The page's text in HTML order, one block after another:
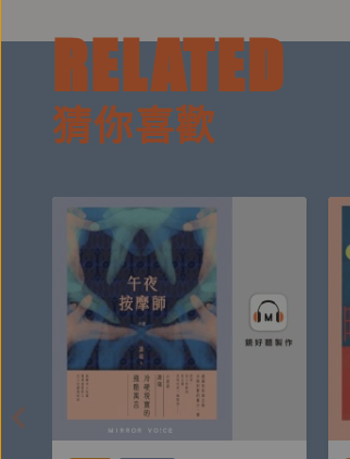
梁永安
台灣大學文化人類學學士、哲學
《隱士》、《英雄的旅程》、《
RELATED
猜你喜歡